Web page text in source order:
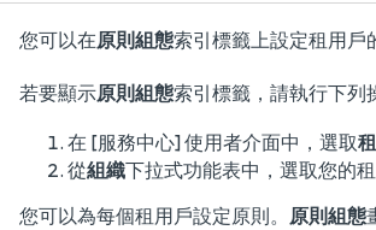
您可以在原則組態索引標籤上設定租用戶
若要顯示原則組態索引標籤，請執行下列
在 [服務中心] 使用者介面中，選取
從組織下拉式功能表中，選取您的租
您可以為每個租用戶設定原則。 原則組態